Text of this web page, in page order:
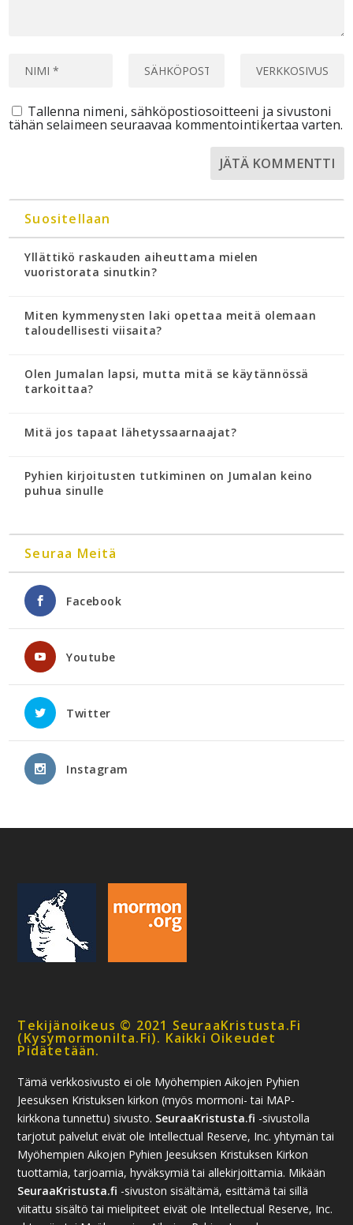
Tallenna nimeni, sähköpostiosoitteeni ja sivustoni
tähän selaimeen seuraavaa kommentointikertaa varten.
Suositellaan
Yllättikö raskauden aiheuttama mielen
vuoristorata sinutkin?
Miten kymmenysten laki opettaa meitä olemaan
taloudellisesti viisaita?
Olen Jumalan lapsi, mutta mitä se käytännössä
tarkoittaa?
Mitä jos tapaat lähetyssaarnaajat?
Pyhien kirjoitusten tutkiminen on Jumalan keino
puhua sinulle
Seuraa Meitä
Facebook
Youtube
Twitter
Instagram
Tekijänoikeus © 2021 SeuraaKristusta.fi
(kysymormonilta.fi). Kaikki Oikeudet
Pidätetään.
Tämä verkkosivusto ei ole Myöhempien Aikojen Pyhien
Jeesuksen Kristuksen kirkon (myös mormoni- tai MAP-
kirkkona tunnettu) sivusto. SeuraaKristusta.fi -sivustolla
tarjotut palvelut eivät ole Intellectual Reserve, Inc. yhtymän tai
Myöhempien Aikojen Pyhien Jeesuksen Kristuksen Kirkon
tuottamia, tarjoamia, hyväksymiä tai allekirjoittamia. Mikään
SeuraaKristusta.fi -sivuston sisältämä, esittämä tai sillä
viitattu sisältö tai mielipiteet eivät ole Intellectual Reserve, Inc.